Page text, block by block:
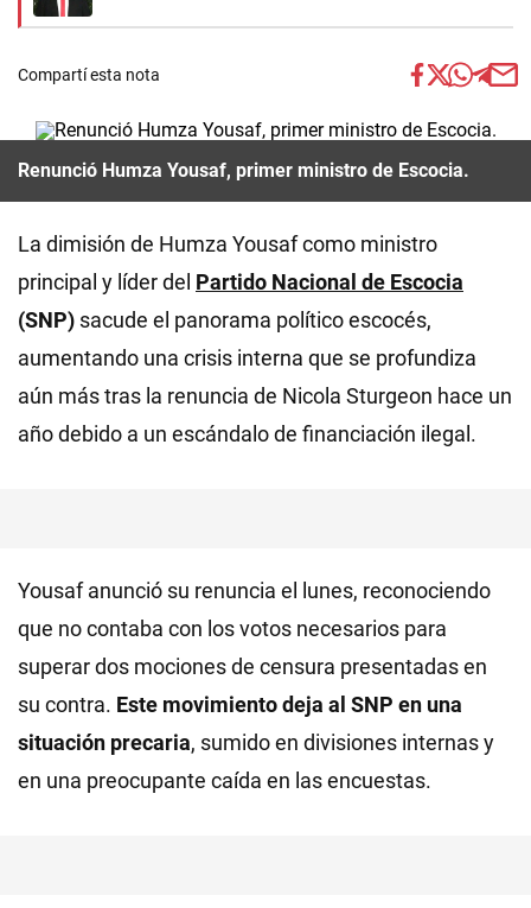
Compartí esta nota
Renunció Humza Yousaf, primer ministro de Escocia.
La dimisión de Humza Yousaf como ministro
principal y líder del Partido Nacional de Escocia
(SNP) sacude el panorama político escocés,
aumentando una crisis interna que se profundiza
aún más tras la renuncia de Nicola Sturgeon hace un
año debido a un escándalo de financiación ilegal.
Yousaf anunció su renuncia el lunes, reconociendo
que no contaba con los votos necesarios para
superar dos mociones de censura presentadas en
su contra. Este movimiento deja al SNP en una
situación precaria, sumido en divisiones internas y
en una preocupante caída en las encuestas.